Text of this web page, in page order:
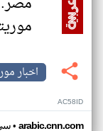
اخبار
AC58ID
• arabic.cnn.com